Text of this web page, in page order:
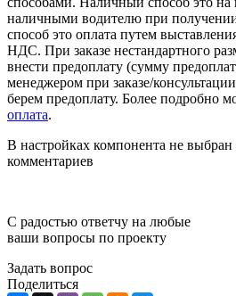
наличными водителю при
способ это оплата путем
НДС. При заказе нестандартного
внести предоплату (сумму
менеджером при заказе/
берем предоплату. Более подробно
оплата.
В настройках компонента не
комментариев
С радостью ответчу на любые
ваши вопросы по проекту
Задать вопрос
Поделиться